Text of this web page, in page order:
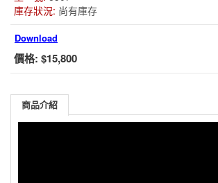
庫存狀況: 尚有庫存
Download
價格: $15,800
商品介紹